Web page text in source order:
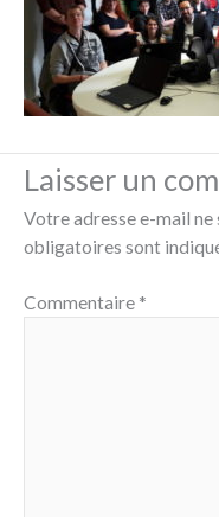
Laisser un
Votre adresse e-mail ne
obligatoires sont
Commentaire *